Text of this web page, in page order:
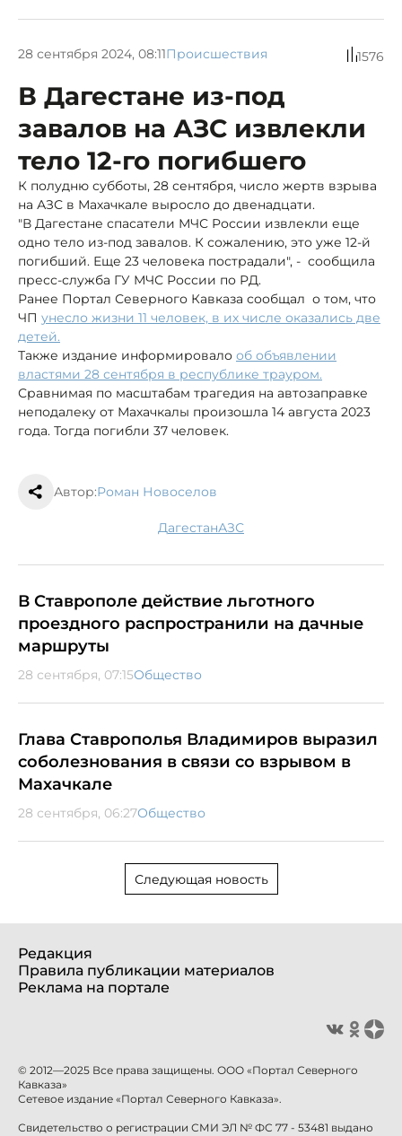
28 сентября 2024, 08:11Происшествия 1576
В Дагестане из-под
завалов на АЗС извлекли
тело 12-го погибшего
К полудню субботы, 28 сентября, число жертв взрыва
на АЗС в Махачкале выросло до двенадцати.
"В Дагестане спасатели МЧС России извлекли еще
одно тело из-под завалов. К сожалению, это уже 12-й
погибший. Еще 23 человека пострадали", - сообщила
пресс-служба ГУ МЧС России по РД.
Ранее Портал Северного Кавказа сообщал о том, что
ЧП унесло жизни 11 человек, в их числе оказались две
детей.
Также издание информировало об объявлении
властями 28 сентября в республике трауром.
Сравнимая по масштабам трагедия на автозаправке
неподалеку от Махачкалы произошла 14 августа 2023
года. Тогда погибли 37 человек.
Автор:Роман Новоселов
Дагестан АЗС
В Ставрополе действие льготного
проездного распространили на дачные
маршруты
28 сентября, 07:15Общество
Глава Ставрополья Владимиров выразил
соболезнования в связи со взрывом в
Махачкале
28 сентября, 06:27Общество
Следующая новость
Редакция
Правила публикации материалов
Реклама на портале
© 2012—2025 Все права защищены. ООО «Портал Северного
Кавказа»
Сетевое издание «Портал Северного Кавказа».
Свидетельство о регистрации СМИ ЭЛ № ФС 77 - 53481 выдано